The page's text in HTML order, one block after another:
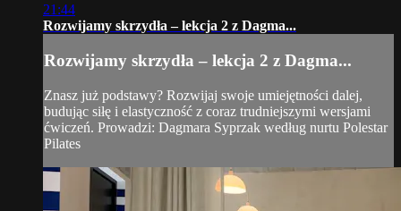
21:44
Rozwijamy skrzydła – lekcja 2 z Dagma...
Rozwijamy skrzydła – lekcja 2 z Dagma...
Znasz już podstawy? Rozwijaj swoje umiejętności dalej,
budując siłę i elastyczność z coraz trudniejszymi wersjami
ćwiczeń. Prowadzi: Dagmara Syprzak według nurtu Polestar
Pilates